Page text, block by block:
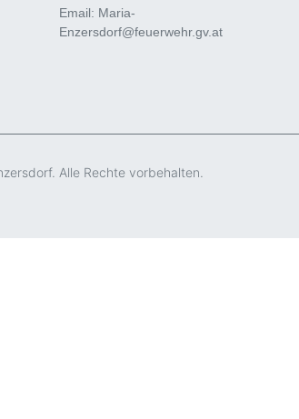
Email: Maria-
Enzersdorf@feuerwehr.gv.at
Alle Rechte vorbehalten.